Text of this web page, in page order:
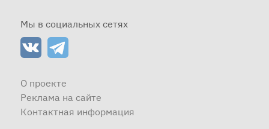
Мы в социальных сетях
О проекте
Реклама на сайте
Контактная информация